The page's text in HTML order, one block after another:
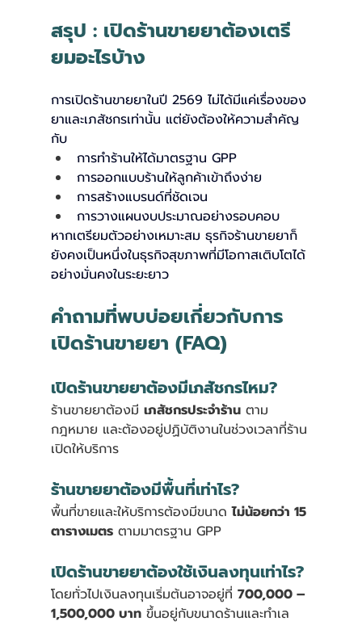
สรุป : เปิดร้านขายยาต้องเตรี
ยมอะไรบ้าง
การเปิดร้านขายยาในปี 2569 ไม่ได้มีแค่เรื่องของ
ยาและเภสัชกรเท่านั้น แต่ยังต้องให้ความสำคัญ
กับ
การทำร้านให้ได้มาตรฐาน GPP
การออกแบบร้านให้ลูกค้าเข้าถึงง่าย
การสร้างแบรนด์ที่ชัดเจน
การวางแผนงบประมาณอย่างรอบคอบ
หากเตรียมตัวอย่างเหมาะสม ธุรกิจร้านขายยาก็
ยังคงเป็นหนึ่งในธุรกิจสุขภาพที่มีโอกาสเติบโตได้
อย่างมั่นคงในระยะยาว
คำถามที่พบบ่อยเกี่ยวกับการ
เปิดร้านขายยา (FAQ)
เปิดร้านขายยาต้องมีเภสัชกรไหม?
ร้านขายยาต้องมี เภสัชกรประจำร้าน ตาม
กฎหมาย และต้องอยู่ปฏิบัติงานในช่วงเวลาที่ร้าน
เปิดให้บริการ
ร้านขายยาต้องมีพื้นที่เท่าไร?
พื้นที่ขายและให้บริการต้องมีขนาด ไม่น้อยกว่า 15
ตารางเมตร ตามมาตรฐาน GPP
เปิดร้านขายยาต้องใช้เงินลงทุนเท่าไร?
โดยทั่วไปเงินลงทุนเริ่มต้นอาจอยู่ที่ 700,000 –
1,500,000 บาท ขึ้นอยู่กับขนาดร้านและทำเล